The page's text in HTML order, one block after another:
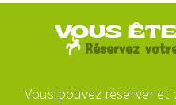
VOUS
Réservez
Vous pouvez réserver